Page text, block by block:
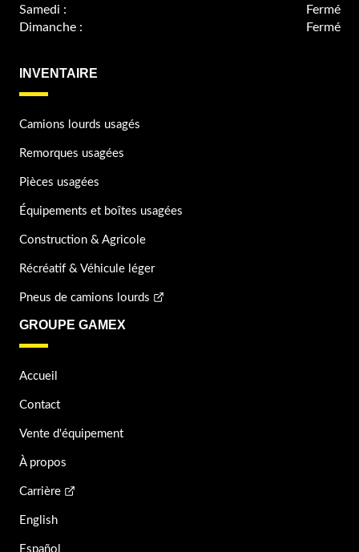
Samedi :
Fermé
Dimanche :
Fermé
INVENTAIRE
Camions lourds usagés
Remorques usagées
Pièces usagées
Équipements et boîtes usagées
Construction & Agricole
Récréatif & Véhicule léger
Pneus de camions lourds
GROUPE GAMEX
Accueil
Contact
Vente d'équipement
À propos
Carrière
English
Español